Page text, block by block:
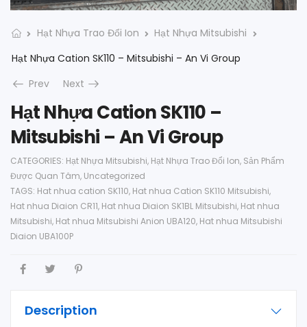
Hạt Nhựa Trao Đổi Ion
Hạt Nhựa Mitsubishi
Hạt Nhựa Cation SK110 – Mitsubishi – An Vi Group
Prev
Next
Hạt Nhựa Cation SK110 –
Mitsubishi – An Vi Group
CATEGORIES: Hạt Nhựa Mitsubishi, Hạt Nhựa Trao Đổi Ion, Sản Phẩm
Được Quan Tâm, Uncategorized
TAGS: Hat nhua cation SK110, Hat nhua Cation SK110 Mitsubishi,
Hat nhua Diaion CR11, Hat nhua Diaion SK1BL Mitsubishi, Hat nhua
Mitsubishi, Hat nhua Mitsubishi Anion UBA120, Hat nhua Mitsubishi
Diaion UBA100P
Description